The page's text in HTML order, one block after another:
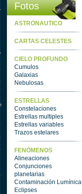
Fotos
ASTRONAUTICO
CARTAS CELESTES
CIELO PROFUNDO
Cumulos
Galaxias
Nebulosas
ESTRELLAS
Constelaciones
Estrellas multiples
Estrellas variables
Trazos estelares
FENÓMENOS
Alineaciones
Conjunciones
planetarias
Contaminación Lumínica
Eclipses